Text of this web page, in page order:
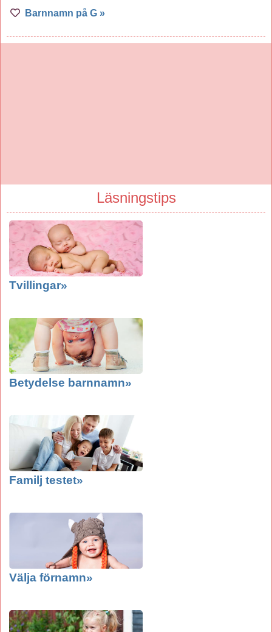
Barnnamn på G »
Läsningstips
Tvillingar»
Betydelse barnnamn»
Familj testet»
Välja förnamn»